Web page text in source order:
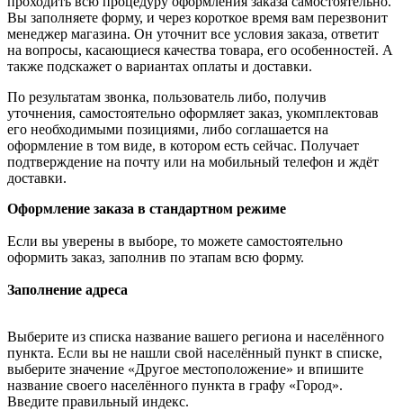
Вы заполняете форму, и через короткое время вам перезвонит
менеджер магазина. Он уточнит все условия заказа, ответит
на вопросы, касающиеся качества товара, его особенностей. А
также подскажет о вариантах оплаты и доставки.
По результатам звонка, пользователь либо, получив
уточнения, самостоятельно оформляет заказ, укомплектовав
его необходимыми позициями, либо соглашается на
оформление в том виде, в котором есть сейчас. Получает
подтверждение на почту или на мобильный телефон и ждёт
доставки.
Оформление заказа в стандартном режиме
Если вы уверены в выборе, то можете самостоятельно
оформить заказ, заполнив по этапам всю форму.
Заполнение адреса
Выберите из списка название вашего региона и населённого
пункта. Если вы не нашли свой населённый пункт в списке,
выберите значение «Другое местоположение» и впишите
название своего населённого пункта в графу «Город».
Введите правильный индекс.